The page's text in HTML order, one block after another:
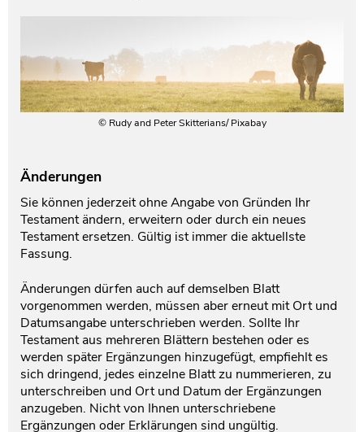
© Rudy and Peter Skitterians/ Pixabay
Änderungen
Sie können jederzeit ohne Angabe von Gründen Ihr
Testament ändern, erweitern oder durch ein neues
Testament ersetzen. Gültig ist immer die aktuellste
Fassung.
Änderungen dürfen auch auf demselben Blatt
vorgenommen werden, müssen aber erneut mit Ort und
Datumsangabe unterschrieben werden. Sollte Ihr
Testament aus mehreren Blättern bestehen oder es
werden später Ergänzungen hinzugefügt, empfiehlt es
sich dringend, jedes einzelne Blatt zu nummerieren, zu
unterschreiben und Ort und Datum der Ergänzungen
anzugeben. Nicht von Ihnen unterschriebene
Ergänzungen oder Erklärungen sind ungültig.